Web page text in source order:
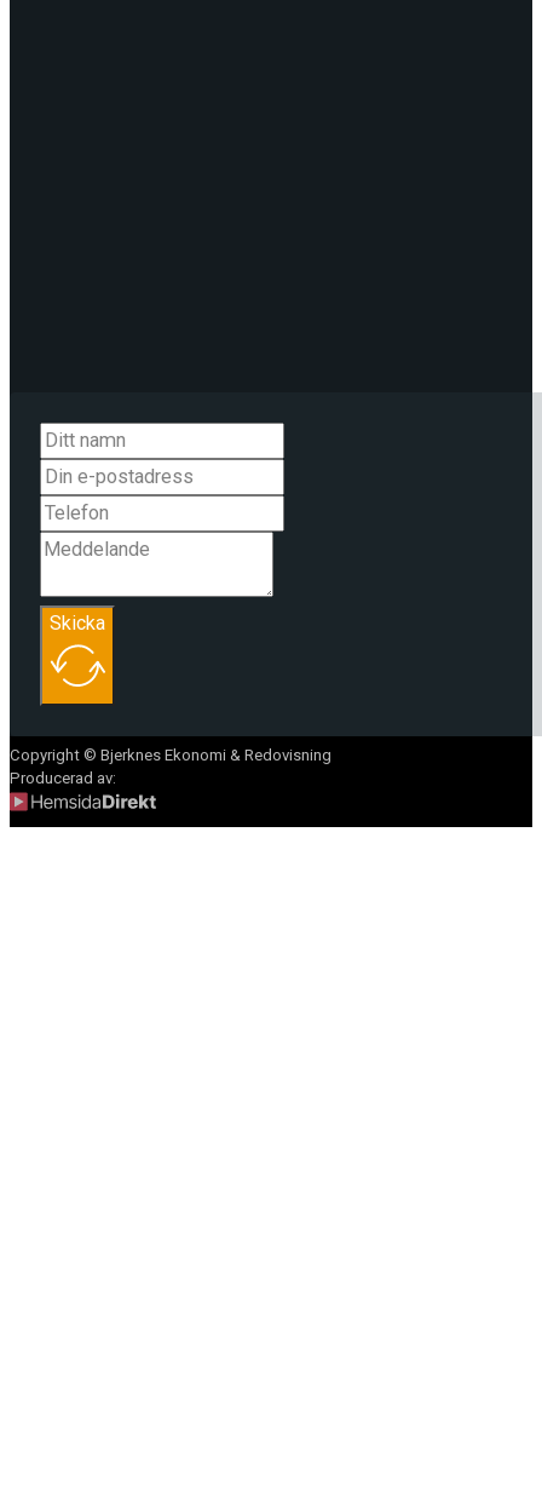
Skicka
Copyright © Bjerknes Ekonomi & Redovisning
Producerad av: